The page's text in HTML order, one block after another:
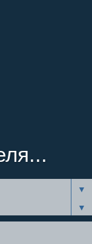
▼
▼